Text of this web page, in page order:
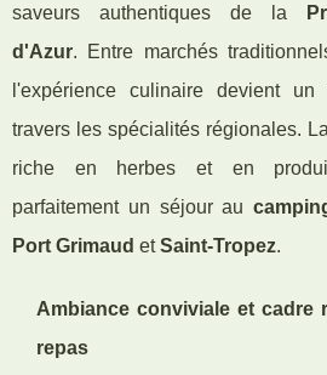
saveurs authentiques de la
d'Azur. Entre marchés
l'expérience culinaire devient
travers les spécialités régionales.
riche en herbes et en
parfaitement un séjour au
Port Grimaud etSaint-Tropez.
Ambiance conviviale et cadre
repas